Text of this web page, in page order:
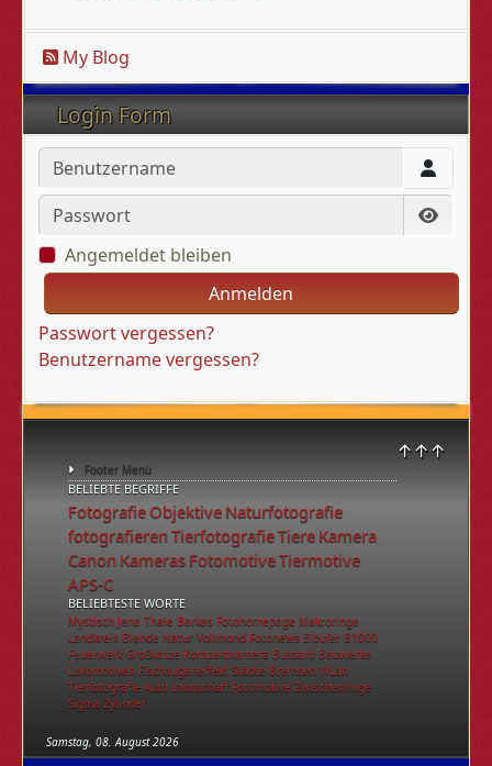
↑↑↑
Footer Menü
BELIEBTE BEGRIFFE
Fotografie Objektive Naturfotografie
fotografieren TierfotografieTiere Kamera
Canon Kameras FotomotiveTiermotive
APS-C
BELIEBTESTE WORTE
Mystisch Jena Thale Barkas Fotohomepage Makroringe
Landkreis Blende Natur Vollmond Fotonews Elbufer B1000
Feuerwerk Großkatze Kompaktkamera Bussard Bauwerke
Lokomotiven Fischaugeneffekt Städte Bremsen WLan
Tierfotografie Auto Landschaft Fotomotive Zwischenringe
Sigma Zylinder
Samstag, 08. August 2026
My Blog
Login Form
Benutzername
Passwort
Angemeldet bleiben
Anmelden
Passwort vergessen?
Benutzername vergessen?